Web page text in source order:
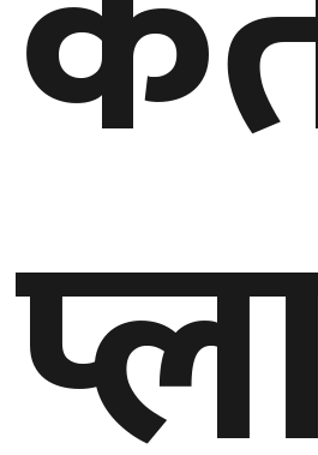
प्रदेश
२
कर्णाली
प्रदेश